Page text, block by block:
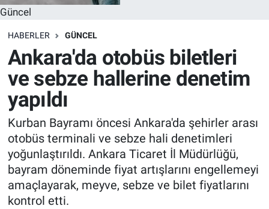
Güncel
HABERLER GÜNCEL
Ankara'da otobüs biletleri
ve sebze hallerine denetim
yapıldı
Kurban Bayramı öncesi Ankara'da şehirler arası
otobüs terminali ve sebze hali denetimleri
yoğunlaştırıldı. Ankara Ticaret İl Müdürlüğü,
bayram döneminde fiyat artışlarını engellemeyi
amaçlayarak, meyve, sebze ve bilet fiyatlarını
kontrol etti.